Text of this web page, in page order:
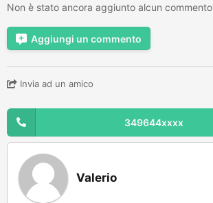
Non è stato ancora aggiunto alcun commento
Aggiungi un commento
Invia ad un amico
349644xxxx
Valerio